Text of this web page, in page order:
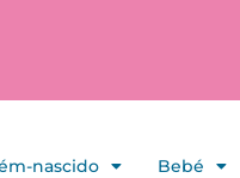
nascido Bebé